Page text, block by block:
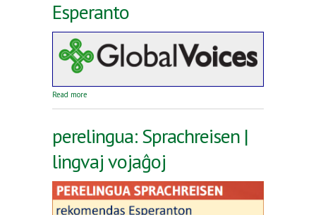
Esperanto
Read more
perelingua: Sprachreisen |
lingvaj vojaĝoj